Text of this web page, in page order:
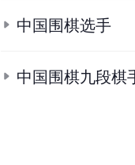
中国围棋选手
中国围棋九段棋